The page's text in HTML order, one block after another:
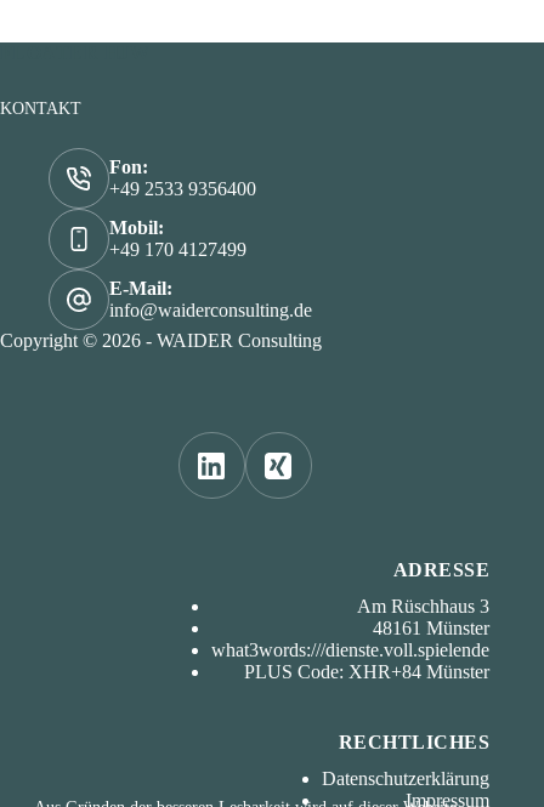
KONTAKT
Fon:
+49 2533 9356400
Mobil:
+49 170 4127499
E-Mail:
info@waiderconsulting.de
Copyright © 2026 - WAIDER Consulting
ADRESSE
Am Rüschhaus 3
48161 Münster
what3words:///dienste.voll.spielende
PLUS Code: XHR+84 Münster
RECHTLICHES
Datenschutzerklärung
Impressum